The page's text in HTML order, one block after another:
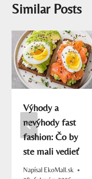
Similar Posts
Výhody a
nevýhody fast
fashion: Čo by
ste mali vedieť
Napísal EkoMall.sk